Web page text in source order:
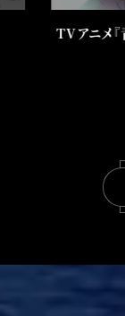
TVアニメ